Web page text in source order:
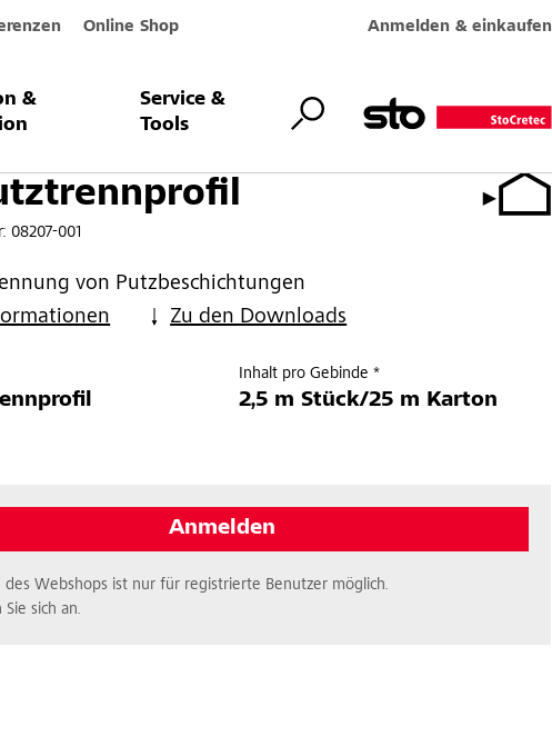
Online Shop Anmelden & einkaufen
&
Service &
Tools
08207-001
von Putzbeschichtungen
Zu den Downloads
Inhalt pro Gebinde *
2,5 m Stück/25 m Karton
Anmelden
des Webshops ist nur für registrierte Benutzer möglich.
sich an.